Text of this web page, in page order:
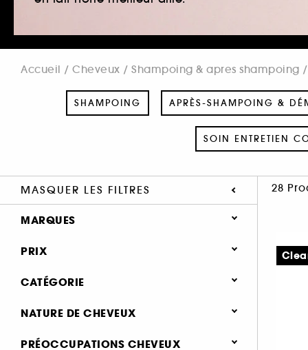
Accueil Cheveux Shampoing & apres shampoing
SHAMPOING APRÈS-SHAMPOING &
SOIN ENTRETIEN
MASQUER LES FILTRES 28
MARQUES
AUTHENTIC BEAUTY CONCEPT (1)
PRIX
CATÉGORIE
Cheveux
NATURE DE CHEVEUX
Gras (18)
PRÉOCCUPATIONS CHEVEUX